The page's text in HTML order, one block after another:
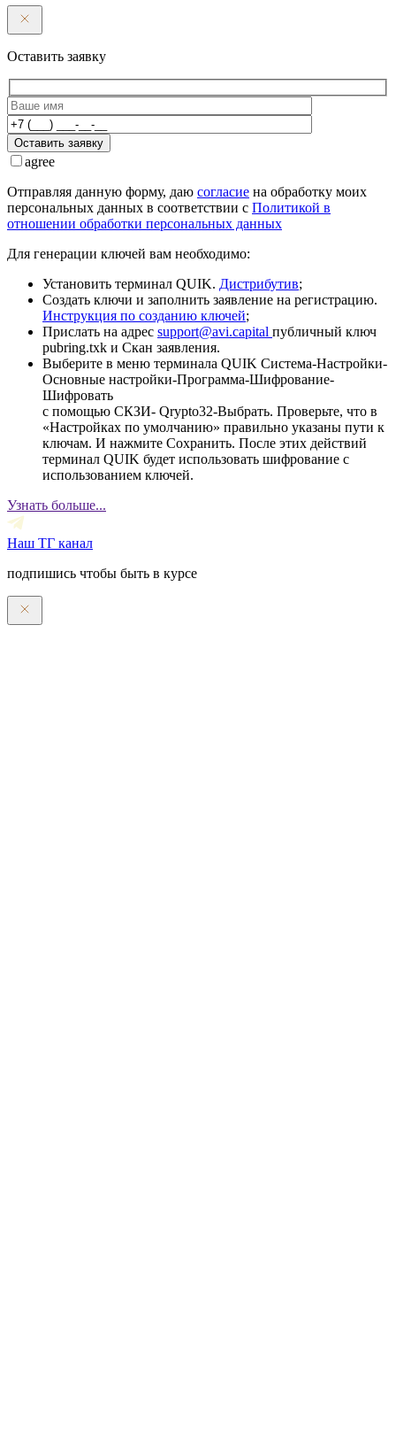
Оставить заявку
Оставить заявку
agree
Отправляя данную форму, даю согласие на обработку моих
персональных данных в соответствии с Политикой в
отношении обработки персональных данных
Для генерации ключей вам необходимо:
Установить терминал QUIK. Дистрибутив;
Создать ключи и заполнить заявление на регистрацию.
Инструкция по созданию ключей;
Прислать на адрес support@avi.capital публичный ключ
pubring.txk и Скан заявления.
Выберите в меню терминала QUIK Система-Настройки-
Основные настройки-Программа-Шифрование-
Шифровать
с помощью СКЗИ- Qrypto32-Выбрать. Проверьте, что в
«Настройках по умолчанию» правильно указаны пути к
ключам. И нажмите Сохранить. После этих действий
терминал QUIK будет использовать шифрование с
использованием ключей.
Узнать больше...
Наш ТГ канал
подпишись чтобы быть в курсе